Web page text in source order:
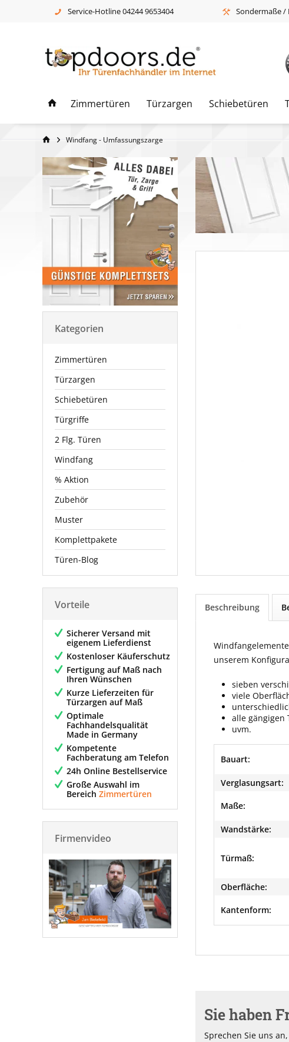
Service-Hotline 04244 9653404 Sondermaße /
Zimmertüren Türzargen Schiebetüren
Windfang - Umfassungszarge
Kategorien
Zimmertüren
Türzargen
Schiebetüren
Türgriffe
2 Flg. Türen
Windfang
% Aktion
Zubehör
Muster
Komplettpakete
Türen-Blog
Vorteile
Sicherer Versand mit
eigenem Lieferdienst
Kostenloser Käuferschutz
Fertigung auf Maß nach
Ihren Wünschen
Kurze Lieferzeiten für
Türzargen auf Maß
Optimale
Fachhandelsqualität
Made in Germany
Kompetente
Fachberatung am Telefon
24h Online Bestellservice
Große Auswahl im
Bereich Zimmertüren
Firmenvideo
Beschreibung
unserem
sieben
viele
alle gängigen
uvm.
Bauart:
Verglasungsart:
Maße:
Wandstärke:
Türmaß:
Oberfläche:
Kantenform:
Sie haben
Sprechen Sie uns